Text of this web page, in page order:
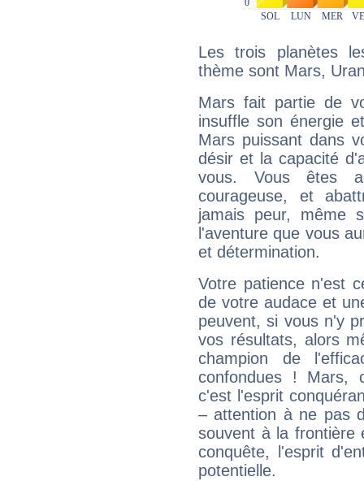
Les trois planètes
thème sont Mars,
Mars fait partie de
insuffle son énergie
Mars puissant dans
désir et la capacité
vous. Vous êtes
courageuse, et
jamais peur, même
l'aventure que vous
et détermination.
Votre patience n'est
de votre audace et
peuvent, si vous n'y
vos résultats, alors
champion de
confondues ! Mars,
c'est l'esprit
– attention à ne pas
souvent à la frontière
conquête, l'esprit
potentielle.